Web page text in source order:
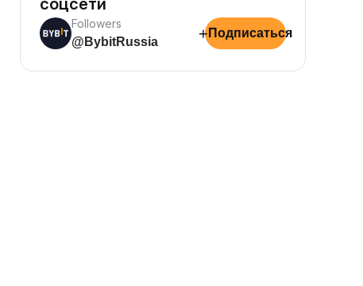
соцсети
Followers
@BybitRussia
+ Подписаться